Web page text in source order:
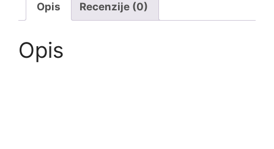
Opis Recenzije (0)
Opis